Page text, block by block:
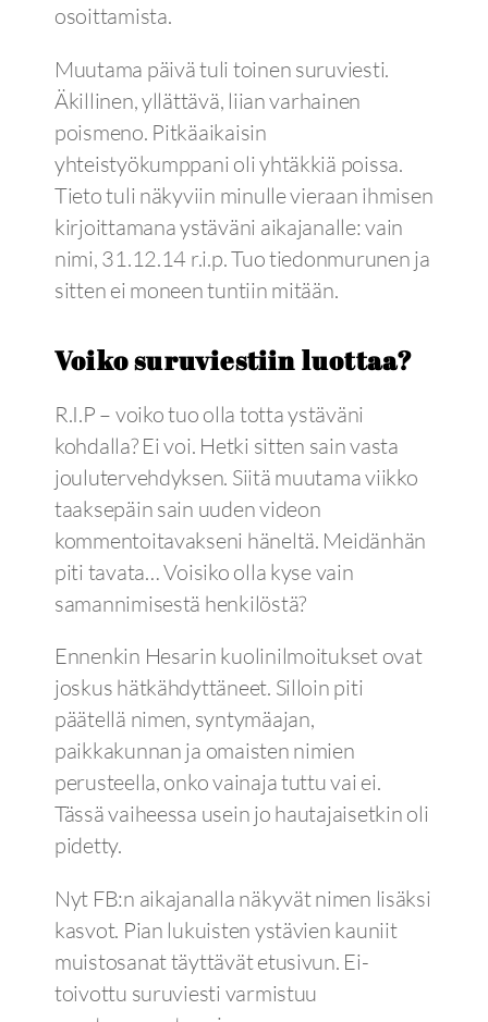
osoittamista.
Muutama päivä tuli toinen suruviesti.
Äkillinen, yllättävä, liian varhainen
poismeno. Pitkäaikaisin
yhteistyökumppani oli yhtäkkiä poissa.
Tieto tuli näkyviin minulle vieraan ihmisen
kirjoittamana ystäväni aikajanalle: vain
nimi, 31.12.14 r.i.p. Tuo tiedonmurunen ja
sitten ei moneen tuntiin mitään.
Voiko suruviestiin luottaa?
R.I.P – voiko tuo olla totta ystäväni
kohdalla? Ei voi. Hetki sitten sain vasta
joulutervehdyksen. Siitä muutama viikko
taaksepäin sain uuden videon
kommentoitavakseni häneltä. Meidänhän
piti tavata… Voisiko olla kyse vain
samannimisestä henkilöstä?
Ennenkin Hesarin kuolinilmoitukset ovat
joskus hätkähdyttäneet. Silloin piti
päätellä nimen, syntymäajan,
paikkakunnan ja omaisten nimien
perusteella, onko vainaja tuttu vai ei.
Tässä vaiheessa usein jo hautajaisetkin oli
pidetty.
Nyt FB:n aikajanalla näkyvät nimen lisäksi
kasvot. Pian lukuisten ystävien kauniit
muistosanat täyttävät etusivun. Ei-
toivottu suruviesti varmistuu